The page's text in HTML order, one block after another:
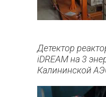
Детектор
iDREAM на 3
Калининской